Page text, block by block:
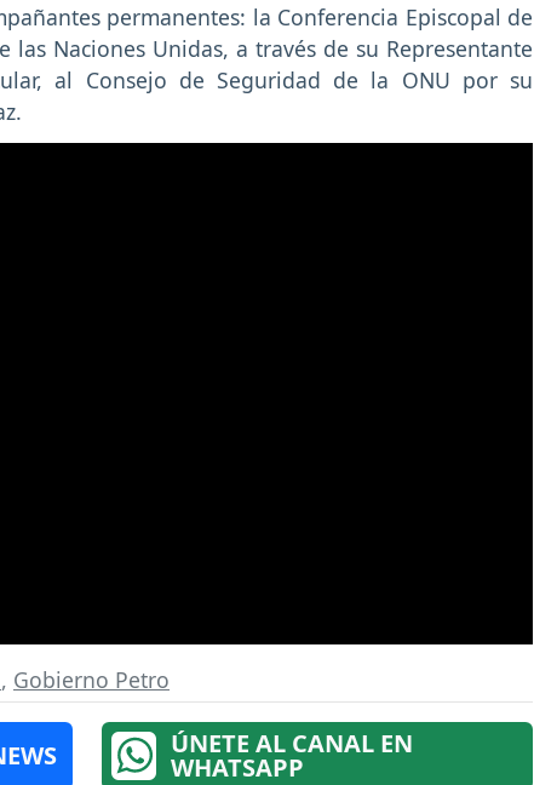
permanentes: la Conferencia Episcopal de
las Naciones Unidas, a través de su Representante
al Consejo de Seguridad de la ONU por su
, Gobierno Petro
ÚNETE AL CANAL EN
WHATSAPP